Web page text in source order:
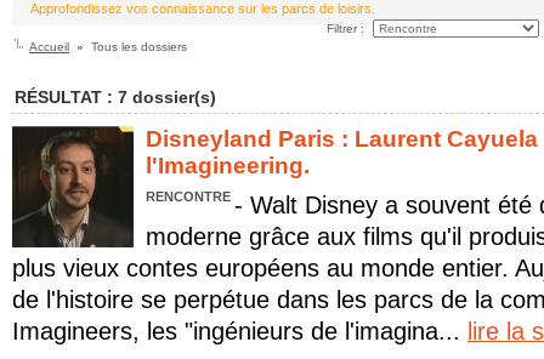
Approfondissez vos connaissance sur les parcs de loisirs.
Accueil Tous les dossiers
Filtrer :
RÉSULTAT : 7 dossier(s)
Disneyland Paris : Laurent
l'Imagineering.
RENCONTRE - Walt Disney a souvent été
moderne grâce aux films qu'il
plus vieux contes européens au monde entier.
de l'histoire se perpétue dans les parcs de la
Imagineers, les "ingénieurs de l'imagina... lire la